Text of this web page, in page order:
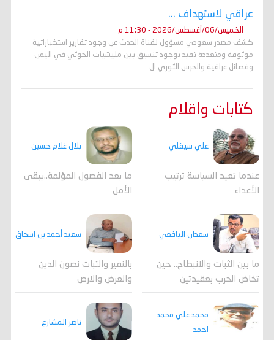
عراقي لاستهداف ...
الخميس/06/أغسطس/2026 - 11:30 م
كشف مصدر سعودي مسؤول لقناة الحدث عن وجود تقارير استخباراتية
موثوقة ومتعددة تفيد بوجود تنسيق بين مليشيات الحوثي في اليمن
وفصائل عراقية والحرس الثوري ال
كتابات واقلام
علي سيقلي
عندما تعيد السياسة ترتيب
الأعداء
بلال غلام حسين
ما بعد الفصول المؤلمة..يبقى
الأمل
سعدان اليافعي
ما بين الثبات والانبطاح.. حين
تخاض الحرب بعقيدتين
سعيد أحمد بن اسحاق
بالنفير والثبات نصون الدين
والعرض والارض
محمد علي محمد
احمد
ناصر المشارع